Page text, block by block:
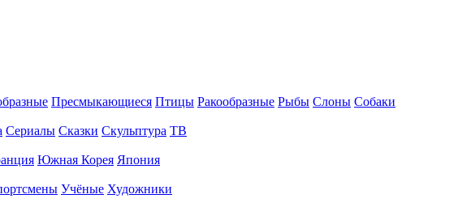
Пресмыкающиеся Птицы Ракообразные Рыбы Слоны Собаки
Сериалы Сказки Скульптура ТВ
Южная Корея Япония
Учёные Художники